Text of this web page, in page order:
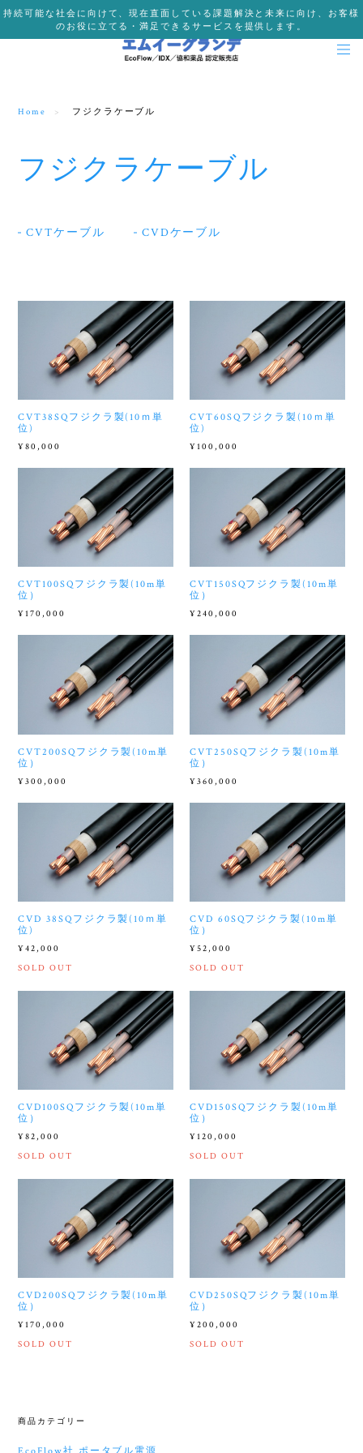
持続可能な社会に向けて、現在直面している課題解決と未来に向け、お客様
のお役に立てる・満足できるサービスを提供します。
Home フジクラケーブル
フジクラケーブル
CVTケーブル CVDケーブル
CVT38SQフジクラ製(10ｍ単
位)
¥80,000
CVT60SQフジクラ製(10ｍ単
位)
¥100,000
CVT100SQフジクラ製(10m単
位）
¥170,000
CVT150SQフジクラ製(10m単
位）
¥240,000
CVT200SQフジクラ製(10m単
位）
¥300,000
CVT250SQフジクラ製(10m単
位）
¥360,000
CVD 38SQフジクラ製(10ｍ単
位)
¥42,000
SOLD OUT
CVD 60SQフジクラ製(10m単
位）
¥52,000
SOLD OUT
CVD100SQフジクラ製(10m単
位）
¥82,000
SOLD OUT
CVD150SQフジクラ製(10m単
位）
¥120,000
SOLD OUT
CVD200SQフジクラ製(10m単
位）
¥170,000
SOLD OUT
CVD250SQフジクラ製(10m単
位）
¥200,000
SOLD OUT
商品カテゴリー